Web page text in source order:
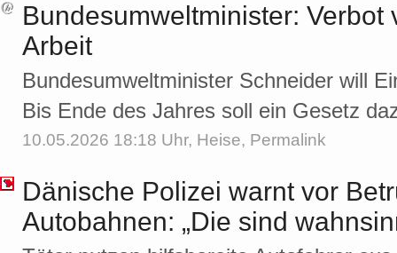
Bundesumweltminister: Verbot
Arbeit
Bundesumweltminister Schneider will
Bis Ende des Jahres soll ein Gesetz
10.05.2026 18:18 Uhr, Heise, Permalink
Dänische Polizei warnt vor
Autobahnen: „Die sind